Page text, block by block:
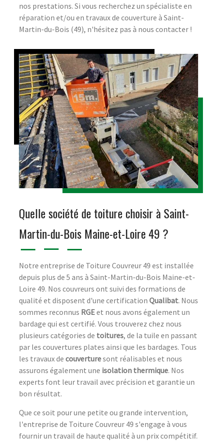
nos prestations. Si vous recherchez un spécialiste en
réparation et/ou en travaux de couverture à Saint-
Martin-du-Bois (49), n'hésitez pas à nous contacter !
Quelle société de toiture choisir à Saint-
Martin-du-Bois Maine-et-Loire 49 ?
Notre entreprise de Toiture Couvreur 49 est installée
depuis plus de 5 ans à Saint-Martin-du-Bois Maine-et-
Loire 49. Nos couvreurs ont suivi des formations de
qualité et disposent d'une certification Qualibat. Nous
sommes reconnus RGEet nous avons également un
bardage qui est certifié. Vous trouverez chez nous
plusieurs catégories de toitures, de la tuile en passant
par les couvertures plates ainsi que les bardages. Tous
les travaux de couverturesont réalisables et nous
assurons également une isolation thermique. Nos
experts font leur travail avec précision et garantie un
bon résultat.
Que ce soit pour une petite ou grande intervention,
l'entreprise de Toiture Couvreur 49 s'engage à vous
fournir un travail de haute qualité à un prix compétitif.